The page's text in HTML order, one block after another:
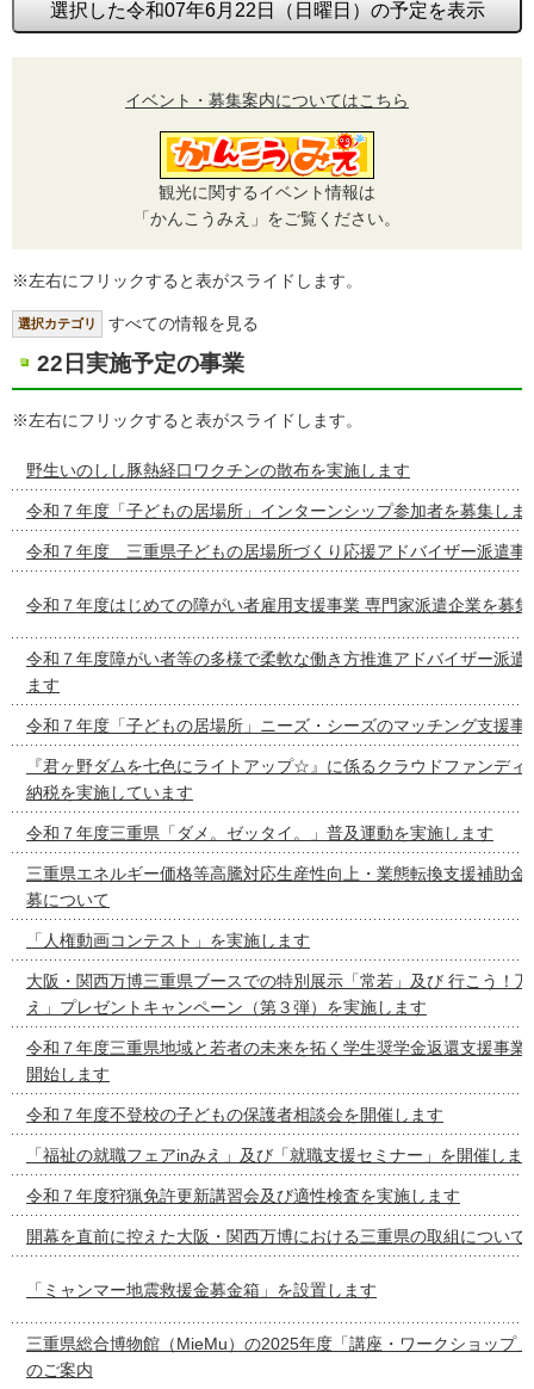
選択した令和07年6月22日（日曜日）の予定を表示
イベント・募集案内についてはこちら
観光に関するイベント情報は
「かんこうみえ」をご覧ください。
※左右にフリックすると表がスライドします。
選択カテゴリ すべての情報を見る
22日実施予定の事業
※左右にフリックすると表がスライドします。
野生いのしし豚熱経口ワクチンの散布を実施します
令和７年度「子どもの居場所」インターンシップ参加者を募集しま
令和７年度 三重県子どもの居場所づくり応援アドバイザー派遣事
令和７年度はじめての障がい者雇用支援事業 専門家派遣企業を募
令和７年度障がい者等の多様で柔軟な働き方推進アドバイザー派遣
ます
令和７年度「子どもの居場所」ニーズ・シーズのマッチング支援事
『君ヶ野ダムを七色にライトアップ☆』に係るクラウドファンディ
納税を実施しています
令和７年度三重県「ダメ。ゼッタイ。」普及運動を実施します
三重県エネルギー価格等高騰対応生産性向上・業態転換支援補助金
募について
「人権動画コンテスト」を実施します
大阪・関西万博三重県ブースでの特別展示「常若」及び 行こう！
え」プレゼントキャンペーン（第３弾）を実施します
令和７年度三重県地域と若者の未来を拓く学生奨学金返還支援事業
開始します
令和７年度不登校の子どもの保護者相談会を開催します
「福祉の就職フェアinみえ」及び「就職支援セミナー」を開催しま
令和７年度狩猟免許更新講習会及び適性検査を実施します
開幕を直前に控えた大阪・関西万博における三重県の取組について
「ミャンマー地震救援金募金箱」を設置します
三重県総合博物館（MieMu）の2025年度「講座・ワークショップ
のご案内